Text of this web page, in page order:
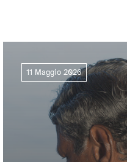
11 Maggio 2026